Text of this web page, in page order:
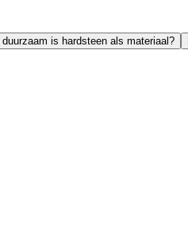
duurzaam is hardsteen als materiaal?